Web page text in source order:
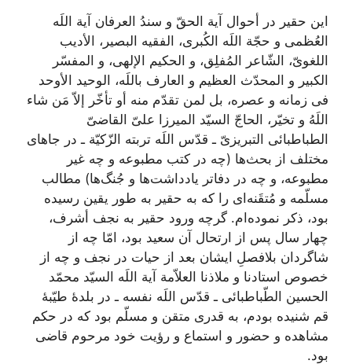
این حقیر در أحوال آیة الحقّ‌ و سندُ العرفان آیة اللَه
العُظمی و حجّة اللَه الکُبری، الفقیه البصیر، الأدیب
اللغویّ، الشّاعر المُفلِق، و الحکیم الإلهی، و المفسّر
الکبیر و المحدّث العظیم و العارف باللَه، الوحید الأوحد
فی زمانه و عصره، بل لمن تقدّم منه أو تأخّر إلاّ مَن شاء
اللَهُ و تخیّر، الحاجّ السیّد المیرزا علیّ القاضیّ
الطباطبائی التبریزیّ ـ قدّس اللَه تربته الزّکیّة ـ‌ در جاهای
مختلف از بحث‌ها (چه در کتب مطبوعه و چه غیر
مطبوعه،‌ و چه در دفاتر یادداشت‌ها و جُنگ‌ها) مطالب
مسلّمه و مُتقَنه‌ای را که به حقیر به طور یقین رسیده
بود، ذکر نموده‌ام. گرچه ورود حقیر به نجف أشرف،
چهار سال پس از ارتحال آن سعید بود، امّا چه از
شاگردان بلافصلِ ایشان بعد از حیات در نجف و چه از
خصوص استادنا و ملاذنا العلاّمة آیة اللَه السیّد محمّد
الحسین الطّباطبائی ـ قدّس اللَه نفسه ـ در بلدۀ طیّبۀ
قم شنیده بودم، به قدری متقن و مسلّم بود که در حکم
مشاهده و حضور و استماع و رؤیت خود مرحوم قاضی
بود.